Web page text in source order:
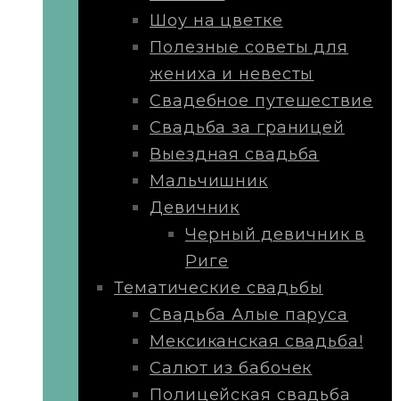
Шоу на цветке
Полезные советы для
жениха и невесты
Свадебное путешествие
Свадьба за границей
Выездная свадьба
Мальчишник
Девичник
Черный девичник в
Риге
Тематические свадьбы
Свадьба Алые паруса
Мексиканская свадьба!
Салют из бабочек
Полицейская свадьба